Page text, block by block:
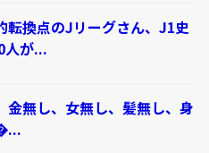
転換点のJリーグさん、J1史
人が...
金無し、女無し、髪無し、身